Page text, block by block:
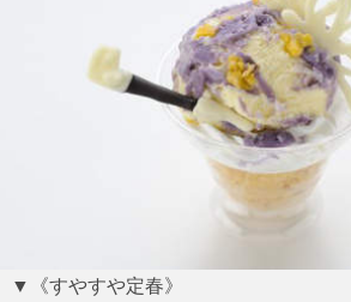
▼《すやすや定春》